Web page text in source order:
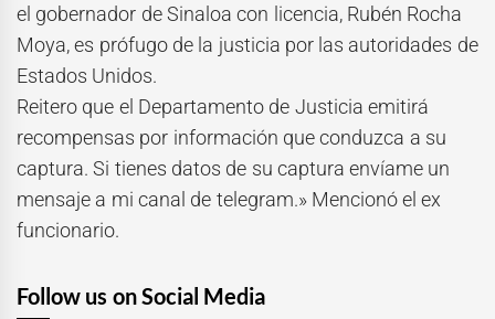
el gobernador de Sinaloa con licencia, Rubén Rocha
Moya, es prófugo de la justicia por las autoridades de
Estados Unidos.
Reitero que el Departamento de Justicia emitirá
recompensas por información que conduzca a su
captura. Si tienes datos de su captura envíame un
mensaje a mi canal de telegram.» Mencionó el ex
funcionario.
Follow us on Social Media